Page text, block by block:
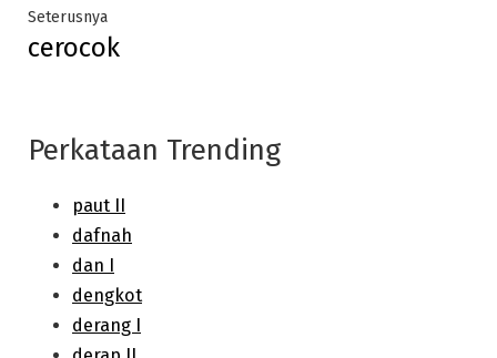
SeterusnyaNext
post:
cerocok
Perkataan Trending